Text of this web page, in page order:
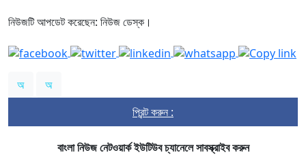
নিউজটি আপডেট করেছেন: নিউজ ডেস্ক।
অ
অ
প্রিন্ট করুন :
বাংলা নিউজ নেটওয়ার্ক ইউটিউব চ্যানেলে সাবস্ক্রাইব করুন